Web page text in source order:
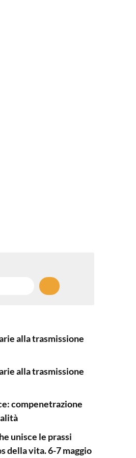
alla trasmissione
alla trasmissione
compenetrazione
unisce le prassi
della vita. 6-7 maggio